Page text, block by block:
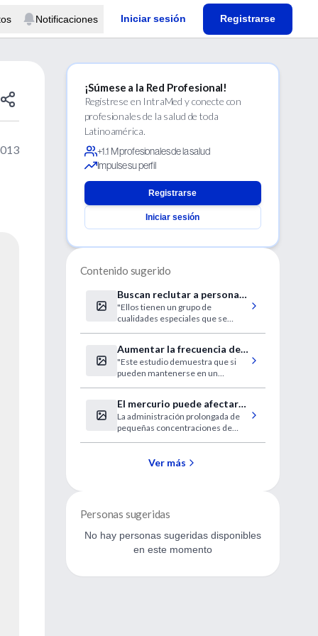
Notificaciones Iniciar sesión Registrarse
¡Súmese a la Red Profesional!
Regístrese en IntraMed y conecte con
profesionales de la salud de toda
Latinoamérica.
+1.1 M profesionales de la salud
Impulse su perfil
Registrarse
Iniciar sesión
Contenido sugerido
Buscan reclutar a personas
con autismo como
programadores
"Ellos tienen un grupo de
cualidades especiales que se
Aumentar la frecuencia de
ejercicio intenso aliviaría la
fibromialgia
"Este estudio demuestra que si
pueden mantenerse en un
El mercurio puede afectar
la estructura de las
arterias
La administración prolongada de
pequeñas concentraciones de
un trabajo publicado en Toxicology
Ver más
Personas sugeridas
No hay personas sugeridas disponibles
en este momento